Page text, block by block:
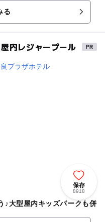
る
内レジャープール
保存
8918
♪大型屋内キッズパークも併